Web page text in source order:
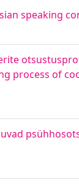
speaking
process of